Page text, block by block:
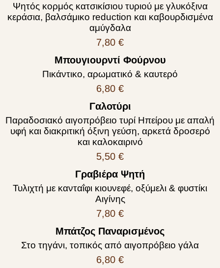
Ψητός κορμός κατσικίσιου τυριού με γλυκόξινα
κεράσια, βαλσάμικο reduction και καβουρδισμένα
αμύγδαλα
7,80 €
Μπουγιουρντί Φούρνου
Πικάντικο, αρωματικό & καυτερό
6,80 €
Γαλοτύρι
Παραδοσιακό αιγοπρόβειο τυρί Ηπείρου με απαλή
υφή και διακριτική όξινη γεύση, αρκετά δροσερό
και καλοκαιρινό
5,50 €
Γραβιέρα Ψητή
Τυλιχτή με κανταΐφι κιουνεφέ, οξύμελι & φυστίκι
Αιγίνης
7,80 €
Μπάτζος Παναρισμένος
Στο τηγάνι, τοπικός από αιγοπρόβειο γάλα
6,80 €